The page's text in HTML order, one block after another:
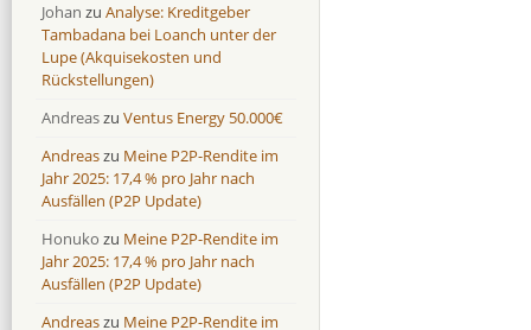
Omaraha
16,4 %
Omaraha
18,0 %
Johan zu Analyse: Kreditgeber
Tambadana bei Loanch unter der
Lupe (Akquisekosten und
Rückstellungen)
Andreaszu Ventus Energy 50.000€
Andreaszu Meine P2P-Rendite im
Jahr 2025: 17,4 % pro Jahr nach
Ausfällen (P2P Update)
Honuko zu Meine P2P-Rendite im
Jahr 2025: 17,4 % pro Jahr nach
Ausfällen (P2P Update)
Andreaszu Meine P2P-Rendite im